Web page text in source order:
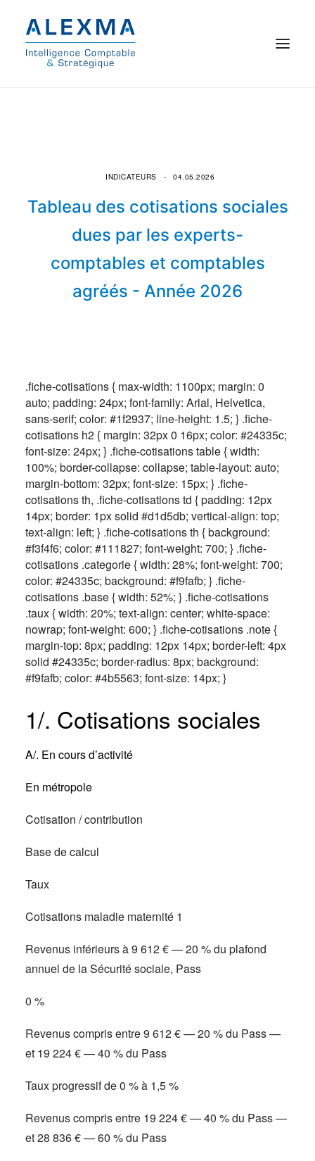
Commissariat aux comptes
On parle de nous
Qui sommes-nous ?
© 2021 Alexma
Tableau des cotisations sociales
dues par les experts-
comptables et comptables
agréés - Année 2026
04.05.2026
INDICATEURS
.fiche-cotisations { max-width: 1100px; margin: 0
auto; padding: 24px; font-family: Arial, Helvetica,
sans-serif; color: #1f2937; line-height: 1.5; } .fiche-
cotisations h2 { margin: 32px 0 16px; color: #24335c;
font-size: 24px; } .fiche-cotisations table { width:
100%; border-collapse: collapse; table-layout: auto;
margin-bottom: 32px; font-size: 15px; } .fiche-
cotisations th, .fiche-cotisations td { padding: 12px
14px; border: 1px solid #d1d5db; vertical-align: top;
text-align: left; } .fiche-cotisations th { background:
#f3f4f6; color: #111827; font-weight: 700; } .fiche-
cotisations .categorie { width: 28%; font-weight: 700;
color: #24335c; background: #f9fafb; } .fiche-
cotisations .base { width: 52%; } .fiche-cotisations
.taux { width: 20%; text-align: center; white-space:
nowrap; font-weight: 600; } .fiche-cotisations .note {
margin-top: 8px; padding: 12px 14px; border-left: 4px
solid #24335c; border-radius: 8px; background:
#f9fafb; color: #4b5563; font-size: 14px; }
1/. Cotisations sociales
A/. En cours d’activité
En métropole
Cotisation / contribution
Base de calcul
Taux
Cotisations maladie maternité 1
Revenus inférieurs à 9 612 € — 20 % du plafond
annuel de la Sécurité sociale, Pass
0 %
Revenus compris entre 9 612 € — 20 % du Pass —
et 19 224 € — 40 % du Pass
Taux progressif de 0 % à 1,5 %
Revenus compris entre 19 224 € — 40 % du Pass —
et 28 836 € — 60 % du Pass